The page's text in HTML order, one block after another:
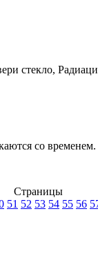
стекло,
со
Страницы
51 52 53 54 55 56